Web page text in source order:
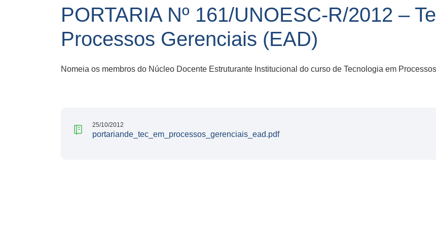
PORTARIA Nº 161/UNOESC-R/2012 –
Processos Gerenciais (EAD)
Nomeia os membros do Núcleo Docente Estruturante Institucional do curso de Tecnologia em
25/10/2012
portariande_tec_em_processos_gerenciais_ead.pdf